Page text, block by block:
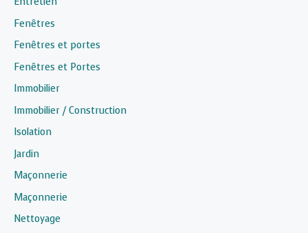
Fenêtres
Fenêtres et portes
Fenêtres et Portes
Immobilier
Immobilier / Construction
Isolation
Jardin
Maçonnerie
Maçonnerie
Nettoyage